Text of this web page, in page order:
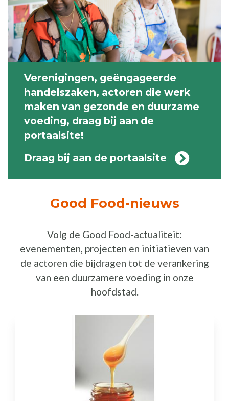
Verenigingen, geëngageerde
handelszaken, actoren die werk
maken van gezonde en duurzame
voeding, draag bij aan de
portaalsite!
Draag bij aan de portaalsite
Good Food-nieuws
Volg de Good Food-actualiteit:
evenementen, projecten en initiatieven van
de actoren die bijdragen tot de verankering
van een duurzamere voeding in onze
hoofdstad.